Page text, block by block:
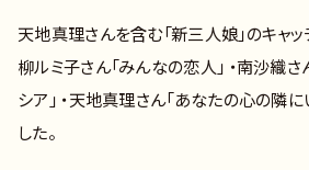
天地真理さんを含む「新三人娘」のキャッ
柳ルミ子さん「みんなの恋人」 ・南沙織
シア」 ・天地真理さん「あなたの心の隣
した。